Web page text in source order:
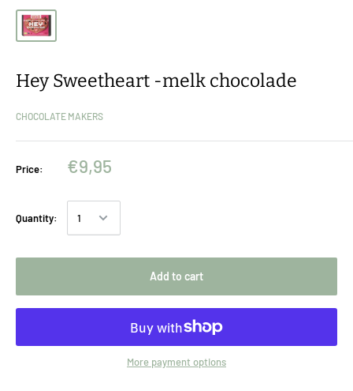
Hey Sweetheart -melk chocolade
CHOCOLATE MAKERS
Price: €9,95
Quantity:
Add to cart
More payment options